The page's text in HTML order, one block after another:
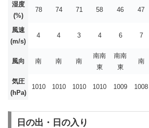
湿度
(%)
78 74 71 58 46 47
風速
(m/s)
4 4 3 4 6 7
風向 南 南 南
南南
東
南南
東
南
気圧
(hPa)
1010 1010 1010 1010 1009 1008
日の出・日の入り